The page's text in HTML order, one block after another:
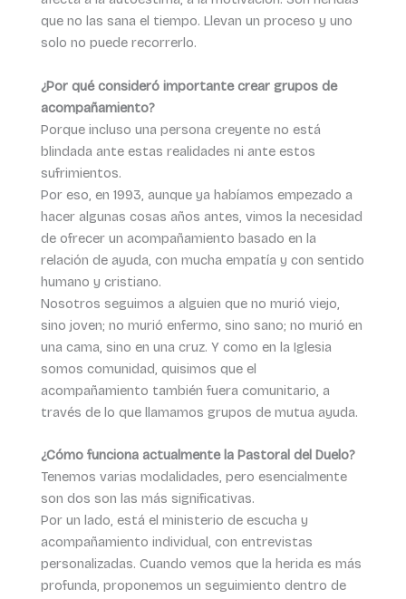
que no las sana el tiempo. Llevan un proceso y uno
solo no puede recorrerlo.
¿Por qué consideró importante crear grupos de
acompañamiento?
Porque incluso una persona creyente no está
blindada ante estas realidades ni ante estos
sufrimientos.
Por eso, en 1993, aunque ya habíamos empezado a
hacer algunas cosas años antes, vimos la necesidad
de ofrecer un acompañamiento basado en la
relación de ayuda, con mucha empatía y con sentido
humano y cristiano.
Nosotros seguimos a alguien que no murió viejo,
sino joven; no murió enfermo, sino sano; no murió en
una cama, sino en una cruz. Y como en la Iglesia
somos comunidad, quisimos que el
acompañamiento también fuera comunitario, a
través de lo que llamamos grupos de mutua ayuda.
¿Cómo funciona actualmente la Pastoral del Duelo?
Tenemos varias modalidades, pero esencialmente
son dos son las más significativas.
Por un lado, está el ministerio de escucha y
acompañamiento individual, con entrevistas
personalizadas. Cuando vemos que la herida es más
profunda, proponemos un seguimiento dentro de